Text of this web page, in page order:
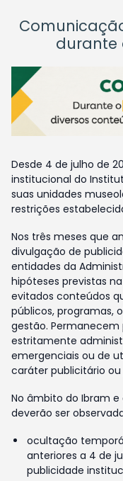
durante
Desde 4 de julho de
institucional do
suas unidades
restrições
Nos três meses que
divulgação de
entidades da
hipóteses previstas
evitados conteúdos
públicos, programas,
gestão.
estritamente
emergenciais ou de
caráter publicitário
No âmbito do Ibram
deverão ser
ocultação
anteriores a 4 de
publicidade